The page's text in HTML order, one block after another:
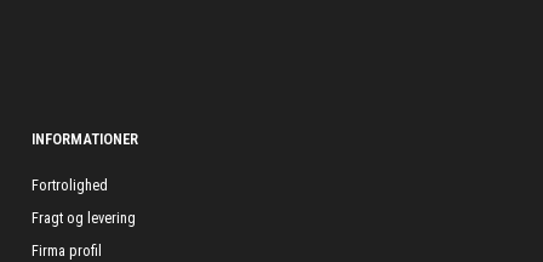
INFORMATIONER
Fortrolighed
Fragt og levering
Firma profil